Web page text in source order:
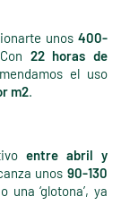
unos 400-
22 horas de
el uso
m2.
entre abril y
unos 90-130
una ‘glotona’, ya